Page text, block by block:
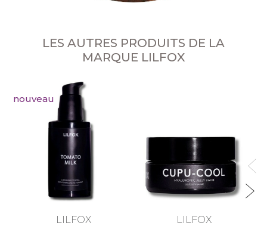
LES AUTRES PRODUITS DE LA
MARQUE LILFOX
nouveau
LILFOX LILFOX